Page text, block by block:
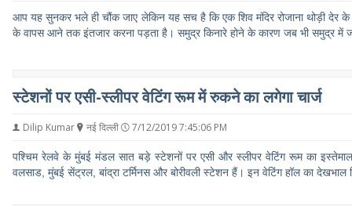
आप यह सुनकर भले ही चौंक जाए लेकिन यह सच है कि एक शिव मंदिर रोजाना थोड़ी देर के
के वापस आने तक इंतजार करना पड़ता है। समुद्र किनारे होने के कारण जब भी समुद्र में
स्टेशनों पर एसी-स्लीपर वेटिंग रूम में रुकने का लगेगा चार्ज
Dilip Kumar नई दिल्ली 7/12/2019 7:45:06 PM
पश्चिम रेलवे के मुंबई मंडल सात बड़े स्टेशनों पर एसी और स्लीपर वेटिंग रूम का
वलसाड, मुंबई सेंट्रल, बांद्रा टर्मिनस और बोरीवली स्टेशन हैं। इन वेटिंग हॉल का